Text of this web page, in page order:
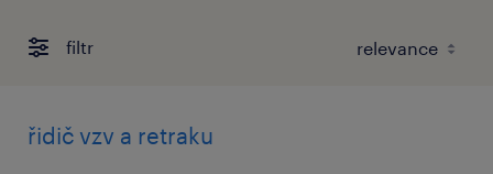
filtr
řidič vzv a retraku